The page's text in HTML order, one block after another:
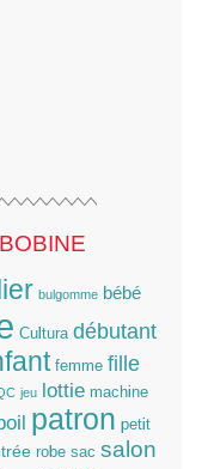
bulgomme bébé
Cultura débutant
femme fille
jeu lottie machine
patron petit
robe sac salon